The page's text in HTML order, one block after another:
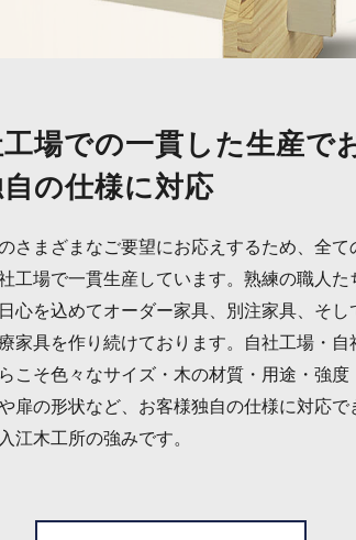
工場での一貫した生産で
の仕様に対応
さまざまなご要望にお応えするため、全て
工場で一貫生産しています。熟練の職人た
心を込めてオーダー家具、別注家具、そし
家具を作り続けております。自社工場・自
こそ色々なサイズ・木の材質・用途・強度
扉の形状など、お客様独自の仕様に対応で
江木工所の強みです。